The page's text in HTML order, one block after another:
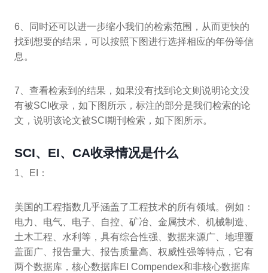
6、同时还可以进一步缩小我们的检索范围，从而更快的
找到想要的结果，可以按照下图进行选择相应的年份等信
息。
7、查看检索到的结果，如果没有找到论文则说明论文没
有被SCI收录，如下图所示，标注的部分是我们检索的论
文，说明该论文被SCI期刊检索，如下图所示。
SCI、EI、CA收录情况是什么
1、EI：
美国的工程指数几乎涵盖了工程技术的所有领域。例如：
电力、电气、电子、自控、矿冶、金属技术、机械制造、
土木工程、水利等，具有综合性强、数据来源广、地理覆
盖面广、报告量大、报告质量高、权威性强等特点，它有
两个数据库，核心数据库EI Compendex和非核心数据库